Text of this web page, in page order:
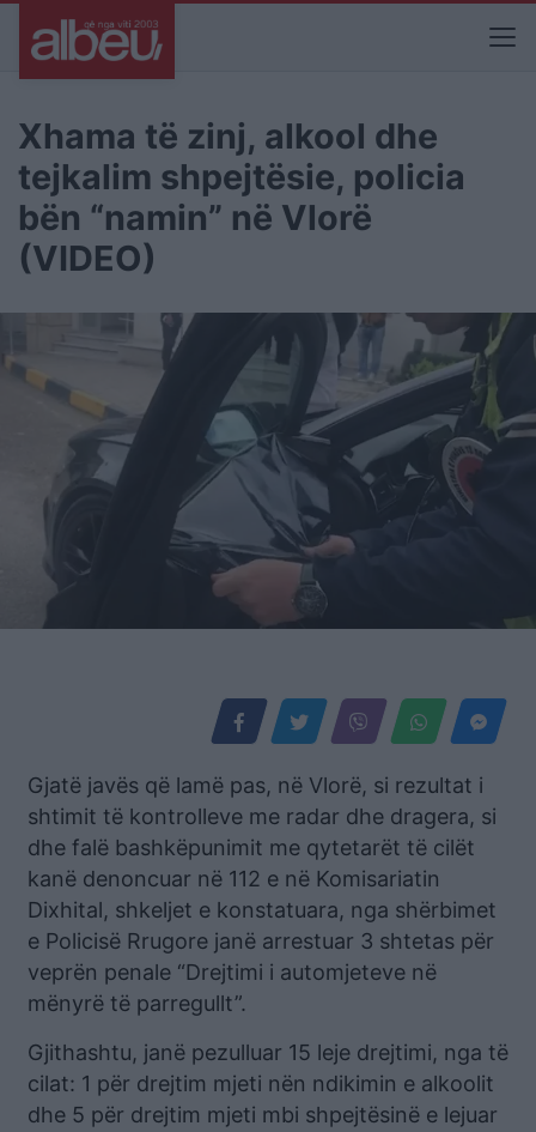
Xhama të zinj, alkool dhe
tejkalim shpejtësie, policia
bën “namin” në Vlorë
(VIDEO)
Gjatë javës që lamë pas, në Vlorë, si rezultat i
shtimit të kontrolleve me radar dhe dragera, si
dhe falë bashkëpunimit me qytetarët të cilët
kanë denoncuar në 112 e në Komisariatin
Dixhital, shkeljet e konstatuara, nga shërbimet
e Policisë Rrugore janë arrestuar 3 shtetas për
veprën penale “Drejtimi i automjeteve në
mënyrë të parregullt”.
Gjithashtu, janë pezulluar 15 leje drejtimi, nga të
cilat: 1 për drejtim mjeti nën ndikimin e alkoolit
dhe 5 për drejtim mjeti mbi shpejtësinë e lejuar